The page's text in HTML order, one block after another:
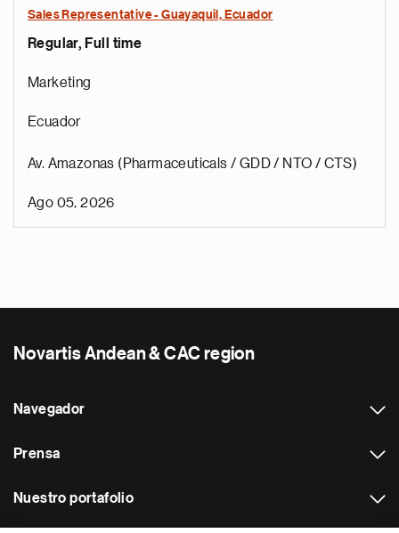
Sales Representative - Guayaquil, Ecuador
Regular, Full time
Marketing
Ecuador
Av. Amazonas (Pharmaceuticals / GDD / NTO / CTS)
Ago 05, 2026
Novartis Andean & CAC region
Navegador
Prensa
Nuestro portafolio